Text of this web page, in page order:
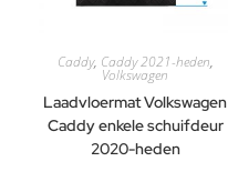
Caddy, Caddy 2021-heden,
Volkswagen
Laadvloermat Volkswagen
Caddy enkele schuifdeur
2020-heden